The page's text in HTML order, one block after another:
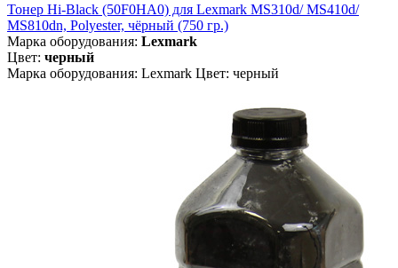
Тонер Hi-Black (50F0HA0) для Lexmark MS310d/ MS410d/
MS810dn, Polyester, чёрный (750 гр.)
Марка оборудования: Lexmark
Цвет: черный
Марка оборудования: Lexmark Цвет: черный